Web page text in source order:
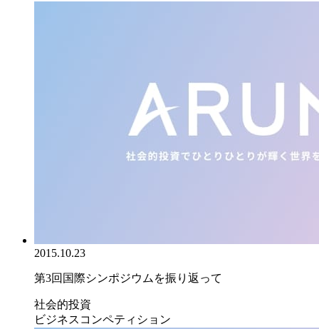
2015.10.23
第3回国際シンポジウムを振り返って
社会的投資
ビジネスコンペティション